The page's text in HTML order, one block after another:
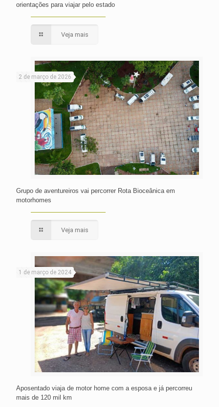
orientações para viajar pelo estado
Veja mais
2 de março de 2026
Grupo de aventureiros vai percorrer Rota Bioceânica em
motorhomes
Veja mais
1 de março de 2024
Aposentado viaja de motor home com a esposa e já percorreu
mais de 120 mil km